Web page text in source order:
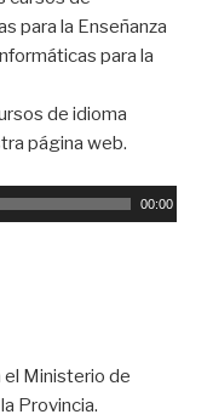
para la Enseñanza
para la
de idioma
página web.
00:00
el Ministerio de
Provincia.